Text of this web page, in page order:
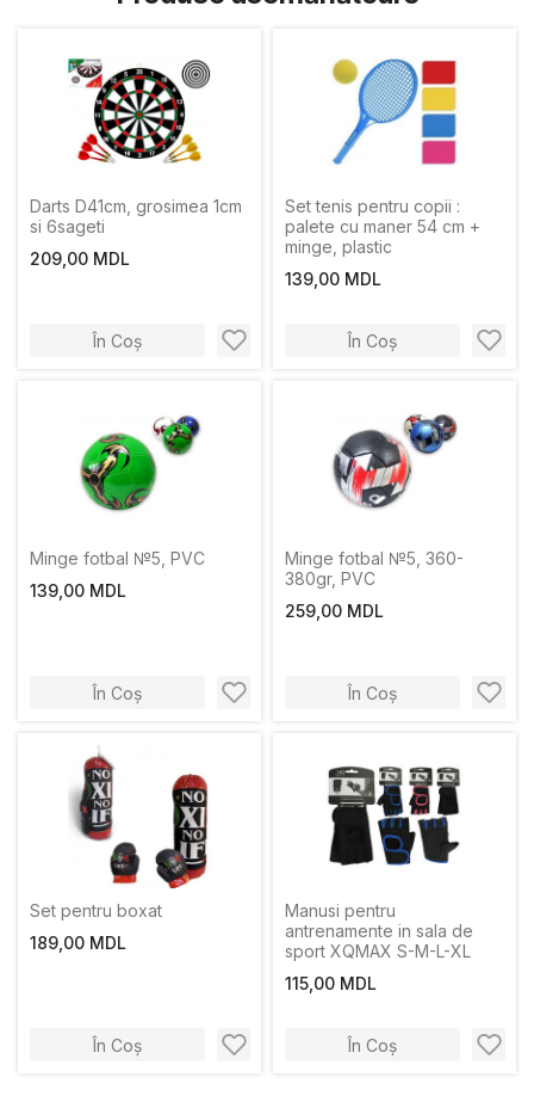
Darts D41cm, grosimea 1cm
si 6sageti
209,00 MDL
În Coș
Set tenis pentru copii :
palete cu maner 54 cm +
minge, plastic
139,00 MDL
În Coș
Minge fotbal №5, PVC
139,00 MDL
În Coș
Minge fotbal №5, 360-
380gr, PVC
259,00 MDL
În Coș
Set pentru boxat
189,00 MDL
În Coș
Manusi pentru
antrenamente in sala de
sport XQMAX S-M-L-XL
115,00 MDL
În Coș